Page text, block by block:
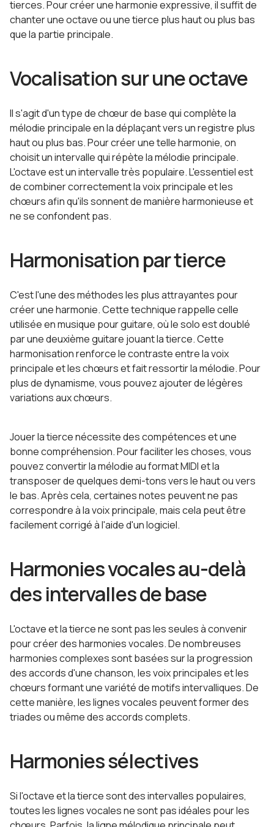
tierces. Pour créer une harmonie expressive, il suffit de
chanter une octave ou une tierce plus haut ou plus bas
que la partie principale.
Vocalisation sur une octave
Il s'agit d'un type de chœur de base qui complète la
mélodie principale en la déplaçant vers un registre plus
haut ou plus bas. Pour créer une telle harmonie, on
choisit un intervalle qui répète la mélodie principale.
L'octave est un intervalle très populaire. L'essentiel est
de combiner correctement la voix principale et les
chœurs afin qu'ils sonnent de manière harmonieuse et
ne se confondent pas.
Harmonisation par tierce
C'est l'une des méthodes les plus attrayantes pour
créer une harmonie. Cette technique rappelle celle
utilisée en musique pour guitare, où le solo est doublé
par une deuxième guitare jouant la tierce. Cette
harmonisation renforce le contraste entre la voix
principale et les chœurs et fait ressortir la mélodie. Pour
plus de dynamisme, vous pouvez ajouter de légères
variations aux chœurs.
Jouer la tierce nécessite des compétences et une
bonne compréhension. Pour faciliter les choses, vous
pouvez convertir la mélodie au format MIDI et la
transposer de quelques demi-tons vers le haut ou vers
le bas. Après cela, certaines notes peuvent ne pas
correspondre à la voix principale, mais cela peut être
facilement corrigé à l'aide d'un logiciel.
Harmonies vocales au-delà
des intervalles de base
L'octave et la tierce ne sont pas les seules à convenir
pour créer des harmonies vocales. De nombreuses
harmonies complexes sont basées sur la progression
des accords d'une chanson, les voix principales et les
chœurs formant une variété de motifs intervalliques. De
cette manière, les lignes vocales peuvent former des
triades ou même des accords complets.
Harmonies sélectives
Si l'octave et la tierce sont des intervalles populaires,
toutes les lignes vocales ne sont pas idéales pour les